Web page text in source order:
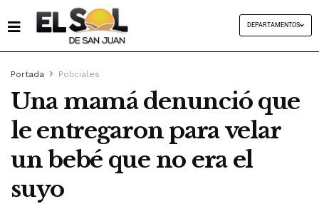
DEPARTAMENTOS
Portada Policiales
Una mamá denunció que
le entregaron para velar
un bebé que no era el
suyo